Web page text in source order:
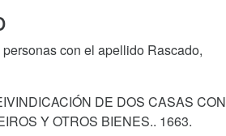
con el apellido Rascado,
DE DOS CASAS CON
Y OTROS BIENES.. 1663.